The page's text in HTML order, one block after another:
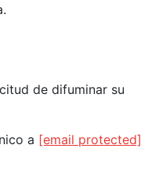
de difuminar su
a [email protected]